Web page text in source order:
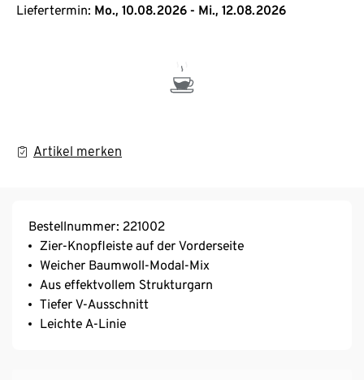
Liefertermin: Mo., 10.08.2026 - Mi., 12.08.2026
Artikel merken
Bestellnummer: 221002
Zier-Knopfleiste auf der Vorderseite
Weicher Baumwoll-Modal-Mix
Aus effektvollem Strukturgarn
Tiefer V-Ausschnitt
Leichte A-Linie